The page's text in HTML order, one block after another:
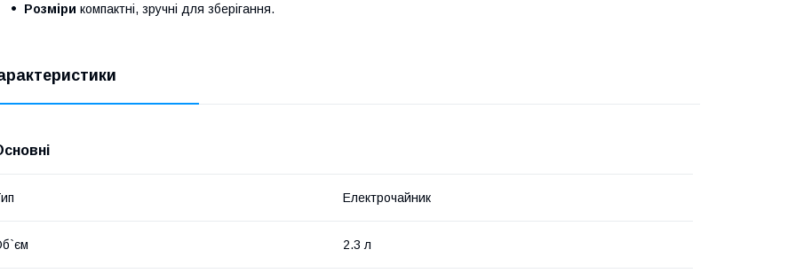
Розміри компактні, зручні для зберігання.
Електрочайник
2.3 л